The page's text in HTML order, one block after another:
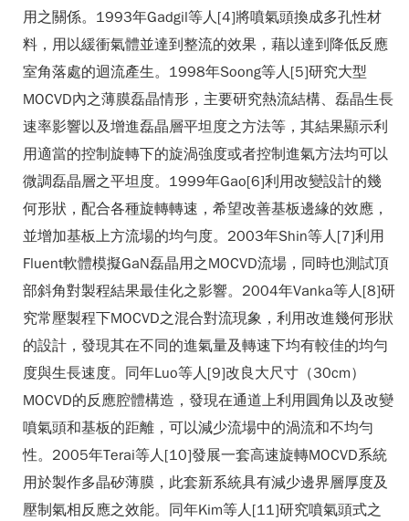
用之關係。1993年Gadgil等人[4]將噴氣頭換成多孔性材
料，用以緩衝氣體並達到整流的效果，藉以達到降低反應
室角落處的迴流產生。1998年Soong等人[5]研究大型
MOCVD內之薄膜磊晶情形，主要研究熱流結構、磊晶生長
速率影響以及增進磊晶層平坦度之方法等，其結果顯示利
用適當的控制旋轉下的旋渦強度或者控制進氣方法均可以
微調磊晶層之平坦度。1999年Gao[6]利用改變設計的幾
何形狀，配合各種旋轉轉速，希望改善基板邊緣的效應，
並增加基板上方流場的均勻度。2003年Shin等人[7]利用
Fluent軟體模擬GaN磊晶用之MOCVD流場，同時也測試頂
部斜角對製程結果最佳化之影響。2004年Vanka等人[8]研
究常壓製程下MOCVD之混合對流現象，利用改進幾何形狀
的設計，發現其在不同的進氣量及轉速下均有較佳的均勻
度與生長速度。同年Luo等人[9]改良大尺寸（30cm）
MOCVD的反應腔體構造，發現在通道上利用圓角以及改變
噴氣頭和基板的距離，可以減少流場中的渦流和不均勻
性。2005年Terai等人[10]發展一套高速旋轉MOCVD系統
用於製作多晶矽薄膜，此套新系統具有減少邊界層厚度及
壓制氣相反應之效能。同年Kim等人[11]研究噴氣頭式之